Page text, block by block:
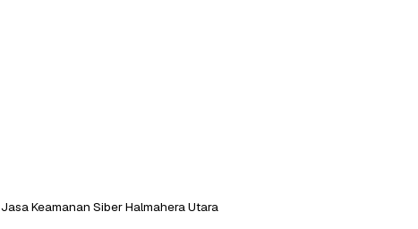
Jasa Keamanan Siber Halmahera Utara